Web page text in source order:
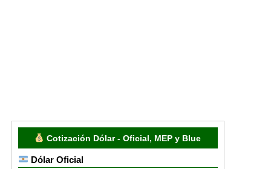
Cotización Dólar - Oficial, MEP y Blue
Dólar Oficial